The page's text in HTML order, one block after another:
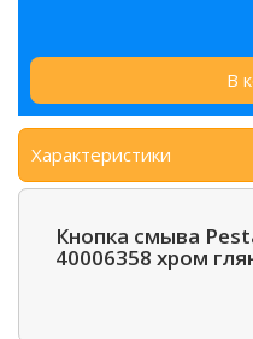
В
Характеристики
Кнопка смыва
40006358 хром